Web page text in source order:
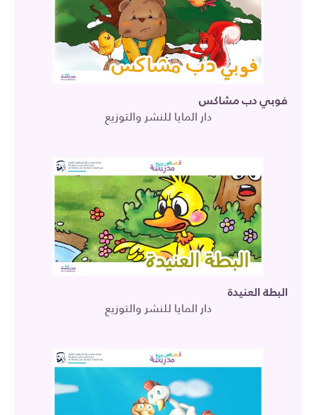
فوبي دب مشاكس
دار المايا للنشر والتوزيع
البطة العنيدة
دار المايا للنشر والتوزيع